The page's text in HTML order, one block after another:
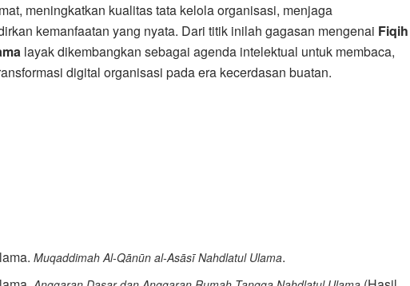
meningkatkan kualitas tata kelola organisasi, menjaga
kemanfaatan yang nyata. Dari titik inilah gagasan mengenai Fiqih
layak dikembangkan sebagai agenda intelektual untuk membaca,
digital organisasi pada era kecerdasan buatan.
Muqaddimah Al-Qānūn al-Asāsī Nahdlatul Ulama.